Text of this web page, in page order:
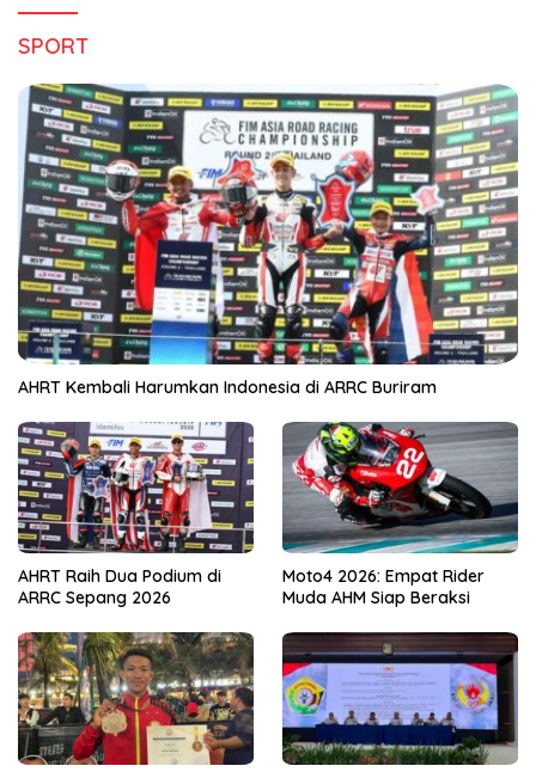
SPORT
AHRT Kembali Harumkan Indonesia di ARRC Buriram
AHRT Raih Dua Podium di
ARRC Sepang 2026
Moto4 2026: Empat Rider
Muda AHM Siap Beraksi